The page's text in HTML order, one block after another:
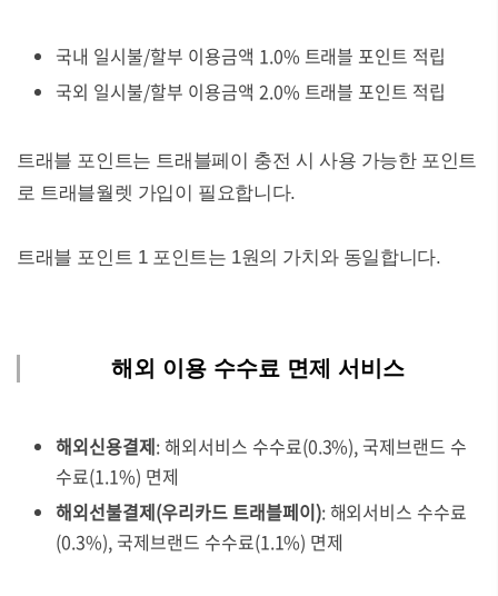
국내 일시불/할부 이용금액 1.0% 트래블 포인트 적립
국외 일시불/할부 이용금액 2.0% 트래블 포인트 적립
트래블 포인트는 트래블페이 충전 시 사용 가능한 포인트
로 트래블월렛 가입이 필요합니다.
트래블 포인트 1 포인트는 1원의 가치와 동일합니다.
해외 이용 수수료 면제 서비스
해외신용결제: 해외서비스 수수료(0.3%), 국제브랜드 수
수료(1.1%) 면제
해외선불결제(우리카드 트래블페이): 해외서비스 수수료
(0.3%), 국제브랜드 수수료(1.1%) 면제